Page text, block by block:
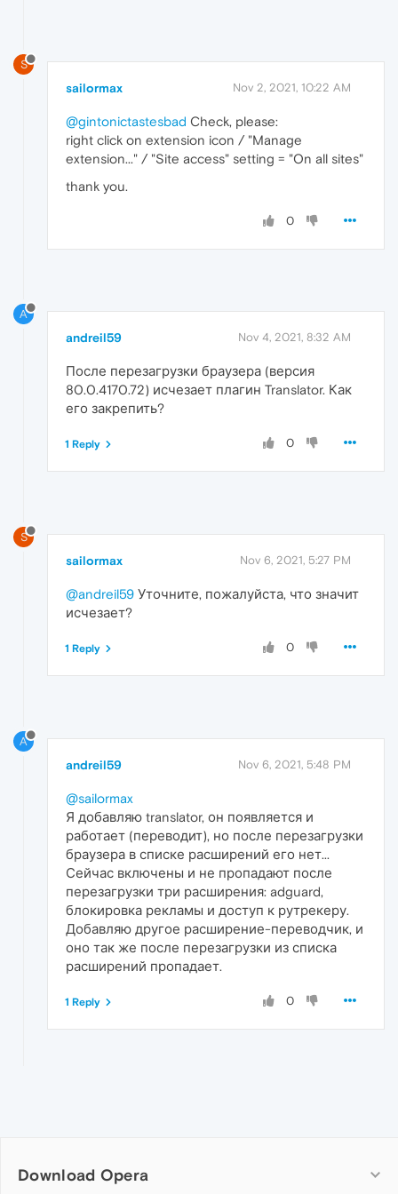
S
sailormax Nov 2, 2021, 10:22 AM
@gintonictastesbad Check, please:
right click on extension icon / "Manage
extension..." / "Site access" setting = "On all sites"
thank you.
0
A
andreil59 Nov 4, 2021, 8:32 AM
После перезагрузки браузера (версия
80.0.4170.72) исчезает плагин Translator. Как
его закрепить?
0
1 Reply
S
sailormax Nov 6, 2021, 5:27 PM
@andreil59 Уточните, пожалуйста, что значит
исчезает?
0
1 Reply
A
andreil59 Nov 6, 2021, 5:48 PM
@sailormax
Я добавляю translator, он появляется и
работает (переводит), но после перезагрузки
браузера в списке расширений его нет...
Сейчас включены и не пропадают после
перезагрузки три расширения: adguard,
блокировка рекламы и доступ к рутрекеру.
Добавляю другое расширение-переводчик, и
оно так же после перезагрузки из списка
расширений пропадает.
0
1 Reply
Download Opera